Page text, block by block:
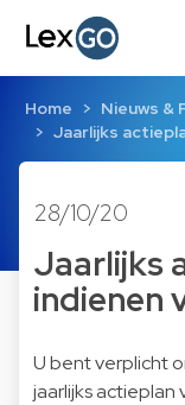
Home
Nieuws &
Jaarlijks
28/10/20
Jaarlijks
indienen
U bent verplicht
jaarlijks actieplan